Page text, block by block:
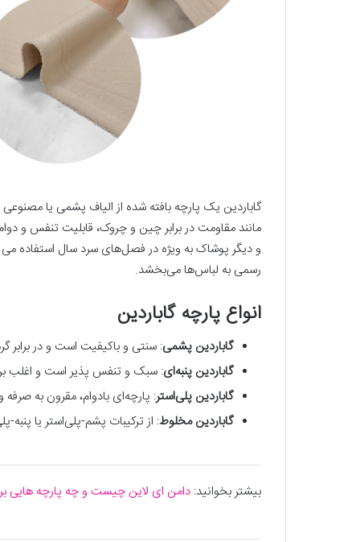
گاباردین یک پارچه بافته شده از الیاف پشمی یا
مانند مقاومت در برابر چین و چروک، قابلیت تنفس و
و دیگر پوشاک به ویژه در فصل‌های سرد سال استفاده
رسمی به لباس‌ها می‌بخشد.
انواع پارچه گاباردین
گاباردین پشمی: سنتی و باکیفیت است و در برابر
گاباردین پنبه‌ای: سبک و تنفس پذیر است و اغلب
گاباردین پلی‌استر: پارچه‌ای ‌بادوام، مقرون به
گاباردین مخلوط: از ترکیبات پشم-پلی‌استر یا
بیشتر بخوانید: دامن ای لاین چیست و چه پارچه